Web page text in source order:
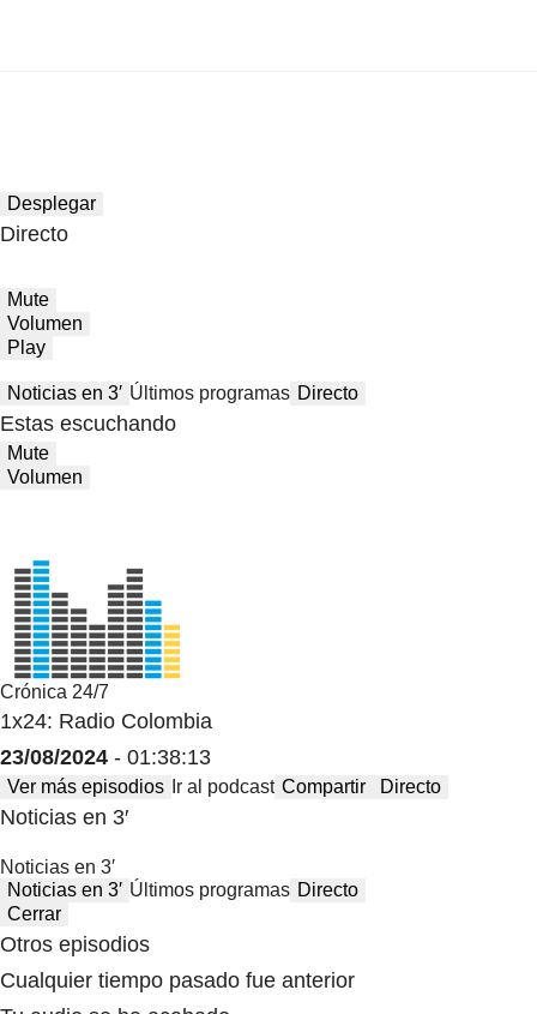
Desplegar
Directo
Mute
Volumen
Play
Noticias en 3′ Últimos programas Directo
Estas escuchando
Mute
Volumen
Crónica 24/7
1x24: Radio Colombia
23/08/2024 - 01:38:13
Ver más episodios Ir al podcast Compartir Directo
Noticias en 3′
Noticias en 3′
Noticias en 3′ Últimos programas Directo
Cerrar
Otros episodios
Cualquier tiempo pasado fue anterior